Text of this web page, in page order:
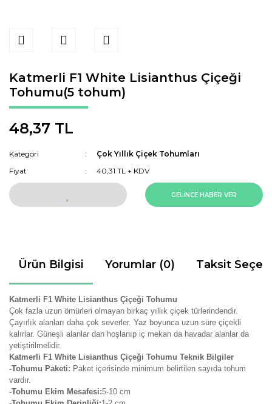
Katmerli F1 White Lisianthus Çiçeği
Tohumu(5 tohum)
48,37 TL
Kategori
Çok Yıllık Çiçek Tohumları
Fiyat
40,31 TL + KDV
GELİNCE HABER VER
Ürün Bilgisi Yorumlar (0) Taksit
Katmerli F1 White Lisianthus Çiçeği Tohumu
Çok fazla uzun ömürleri olmayan birkaç yıllık çiçek türlerindendir.
Çayırlık alanları daha çok severler. Yaz boyunca uzun süre çiçekli
kalırlar. Güneşli alanlar dan hoşlanıp iç mekan da havadar alanlar da
yetiştirilmelidir.
Katmerli F1 White Lisianthus Çiçeği Tohumu Teknik Bilgiler
-Tohumu Paketi: Paket içerisinde minimum belirtilen sayıda tohum
vardır.
-Tohumu Ekim Mesafesi:5-10 cm